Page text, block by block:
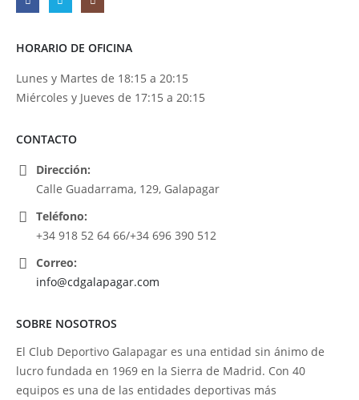
HORARIO DE OFICINA
Lunes y Martes de 18:15 a 20:15
Miércoles y Jueves de 17:15 a 20:15
CONTACTO
Dirección:
Calle Guadarrama, 129, Galapagar
Teléfono:
+34 918 52 64 66/+34 696 390 512
Correo:
info@cdgalapagar.com
SOBRE NOSOTROS
El Club Deportivo Galapagar es una entidad sin ánimo de
lucro fundada en 1969 en la Sierra de Madrid. Con 40
equipos es una de las entidades deportivas más